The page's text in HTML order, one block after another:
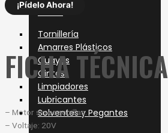
Varios
Tornillería
Amarres Plásticos
Guayas
Cintas
Limpiadores
Lubricantes
Solventes y Pegantes
¡Pídelo Ahora!
FICHA TÉCNICA
– Motor sin escobillas.
– Voltaje: 20V